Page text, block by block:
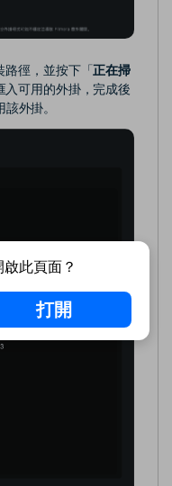
路徑，並按下「正在掃
入可用的外掛，完成後
外掛。
此頁面？
打開